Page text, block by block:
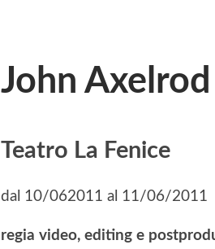
John
Teatro La Fenice
dal 10/062011 al 11/06/2011
regia video, editing e